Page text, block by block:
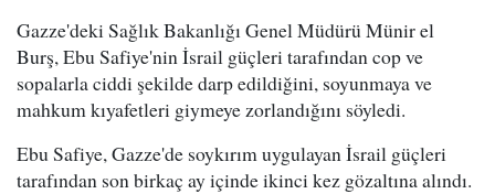
Gazze'deki Sağlık Bakanlığı Genel Müdürü Münir el
Burş, Ebu Safiye'nin İsrail güçleri tarafından cop ve
sopalarla ciddi şekilde darp edildiğini, soyunmaya ve
mahkum kıyafetleri giymeye zorlandığını söyledi.
Ebu Safiye, Gazze'de soykırım uygulayan İsrail güçleri
tarafından son birkaç ay içinde ikinci kez gözaltına alındı.